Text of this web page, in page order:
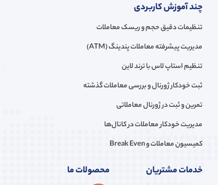
چند آموزش کاربردی
تنظیمات دقیق حجم و ریسک معاملات
مدیریت پیشرفته معاملات پندینگ (ATM)
تنظیم استاپ لاس با ترند لاین
ثبت خودکار ژورنال و بررسی معاملات گذشته
تمرین و ثبت در ژورنال معاملاتی
مدیریت خودکار معاملات در کانال‌ها
کمیسیون معاملات و Break Even
خدمات مشتریان محصولات ما